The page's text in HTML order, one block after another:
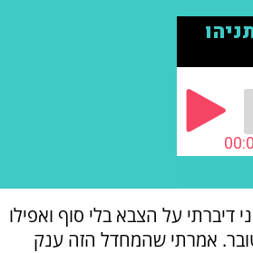
על הצבא בלי סוף ואפילו
מהשמונה באוקטובר. אמרתי שהמחדל הזה ענק